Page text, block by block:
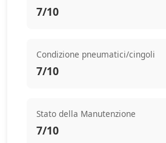
7/10
Condizione pneumatici/cingoli
7/10
Stato della Manutenzione
7/10